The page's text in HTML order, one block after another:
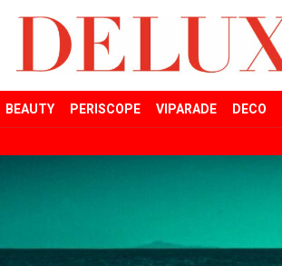
BEAUTY PERISCOPE VIPARADE DECO